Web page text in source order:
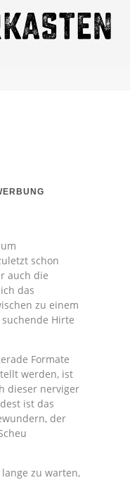
schon
auch die
das
zu einem
Hirte
Formate
werden, ist
dieser nerviger
ist das
der
zu warten,